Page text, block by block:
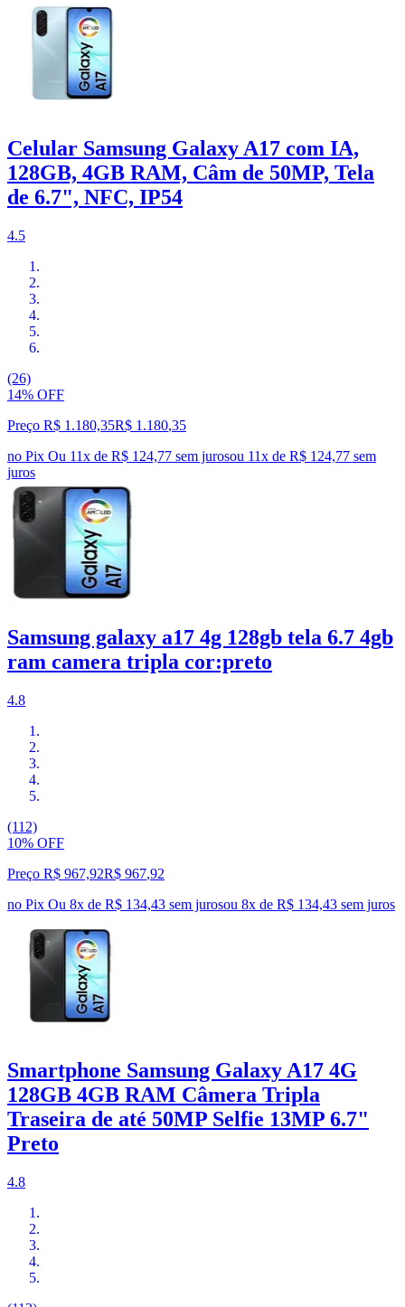
Celular Samsung Galaxy A17 com IA,
128GB, 4GB RAM, Câm de 50MP, Tela
de 6.7", NFC, IP54
4.5
(26)
14% OFF
Preço R$ 1.180,35R$ 1.180,35
no Pix Ou 11x de R$ 124,77 sem jurosou 11x de R$ 124,77 sem
juros
Samsung galaxy a17 4g 128gb tela 6.7 4gb
ram camera tripla cor:preto
4.8
(112)
10% OFF
Preço R$ 967,92R$ 967,92
no Pix Ou 8x de R$ 134,43 sem jurosou 8x de R$ 134,43 sem juros
Smartphone Samsung Galaxy A17 4G
128GB 4GB RAM Câmera Tripla
Traseira de até 50MP Selfie 13MP 6.7"
Preto
4.8